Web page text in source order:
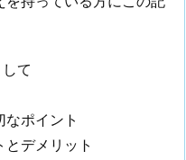
て
なポイント
とデメリット